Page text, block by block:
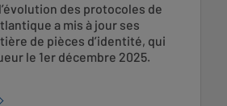
des protocoles de
a mis à jour ses
de pièces d’identité, qui
le 1er décembre 2025.